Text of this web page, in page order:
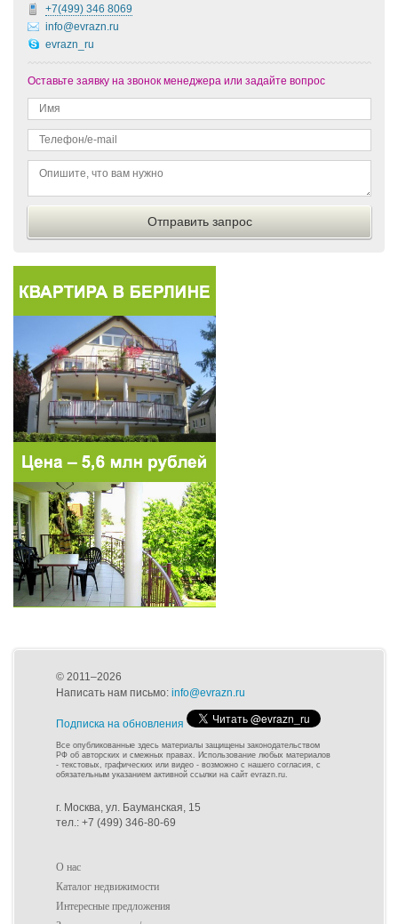
+7(499) 346 8069
info@evrazn.ru
evrazn_ru
Оставьте заявку на звонок менеджера или задайте вопрос
© 2011–2026
Написать нам письмо: info@evrazn.ru
Подписка на обновления
Все опубликованные здесь материалы защищены законодательством
РФ об авторских и смежных правах. Использование любых материалов
- текстовых, графических или видео - возможно с нашего согласия, с
обязательным указанием активной ссылки на сайт evrazn.ru.
г. Москва, ул. Бауманская, 15
тел.: +7 (499) 346-80-69
О нас
Каталог недвижимости
Интересные предложения